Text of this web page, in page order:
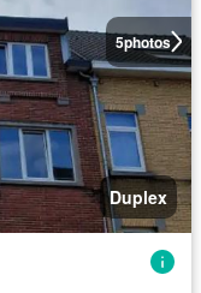
5photos
Duplex